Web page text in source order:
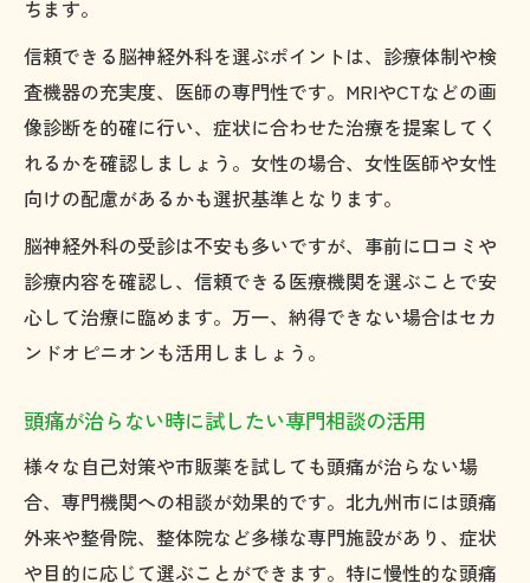
ちます。
信頼できる脳神経外科を選ぶポイントは、診療体制や検
査機器の充実度、医師の専門性です。MRIやCTなどの画
像診断を的確に行い、症状に合わせた治療を提案してく
れるかを確認しましょう。女性の場合、女性医師や女性
向けの配慮があるかも選択基準となります。
脳神経外科の受診は不安も多いですが、事前に口コミや
診療内容を確認し、信頼できる医療機関を選ぶことで安
心して治療に臨めます。万一、納得できない場合はセカ
ンドオピニオンも活用しましょう。
頭痛が治らない時に試したい専門相談の活用
様々な自己対策や市販薬を試しても頭痛が治らない場
合、専門機関への相談が効果的です。北九州市には頭痛
外来や整骨院、整体院など多様な専門施設があり、症状
や目的に応じて選ぶことができます。特に慢性的な頭痛